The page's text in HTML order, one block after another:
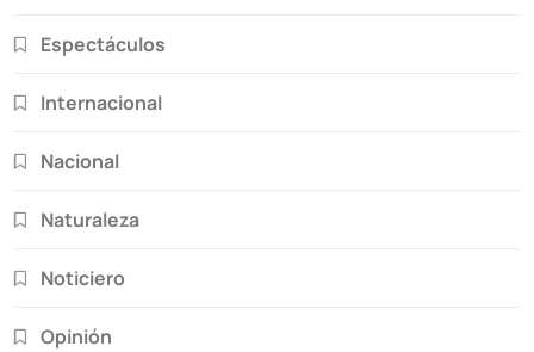
Espectáculos
Internacional
Nacional
Naturaleza
Noticiero
Opinión